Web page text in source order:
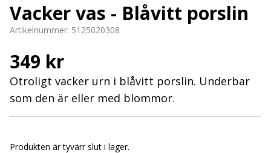
Vacker vas - Blåvitt porslin
Artikelnummer: 5125020308
349 kr
Otroligt vacker urn i blåvitt porslin. Underbar
som den är eller med blommor.
Produkten är tyvärr slut i lager.